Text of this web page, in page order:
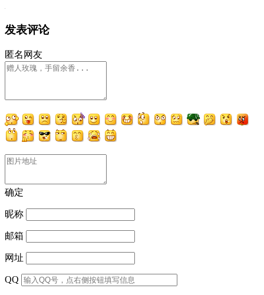
发表评论
匿名网友
确定
昵称
邮箱
网址
QQ